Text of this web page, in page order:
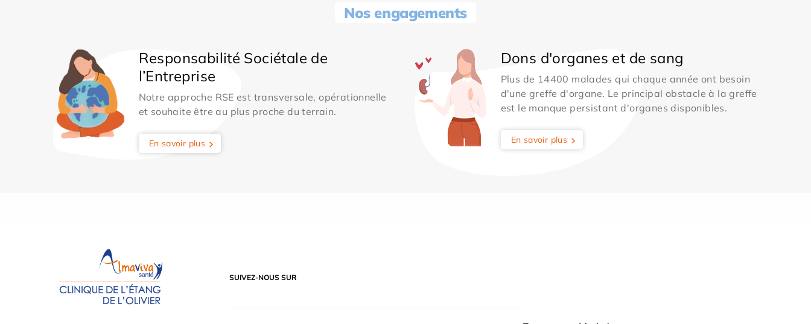
Nos engagements
Responsabilité Sociétale de
l’Entreprise
Notre approche RSE est transversale, opérationnelle
et souhaite être au plus proche du terrain.
En savoir plus
Dons d'organes et de sang
Plus de 14400 malades qui chaque année ont besoin
d'une greffe d'organe. Le principal obstacle à la greffe
est le manque persistant d'organes disponibles.
En savoir plus
SUIVEZ-NOUS SUR